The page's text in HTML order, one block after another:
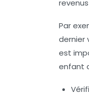
Par
dernier
est
enfant